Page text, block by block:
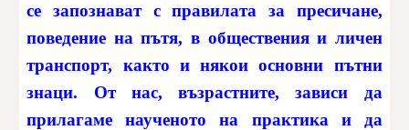
се запознават с правилата за пресичане,
поведение на пътя, в обществения и личен
транспорт, както и някои основни пътни
знаци. От нас, възрастните, зависи да
прилагаме наученото на практика и да